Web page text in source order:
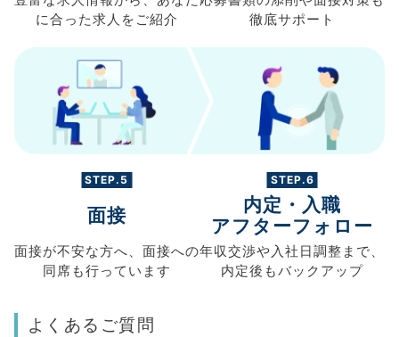
に合った求人を ご紹介
徹底サポート
STEP.5
面接
面接が不安な方へ、 面接への
同席も行っています
STEP.6
内定・入職
アフターフォロー
年収交渉や入社日調整まで、
内定後もバックアップ
よくあるご質問